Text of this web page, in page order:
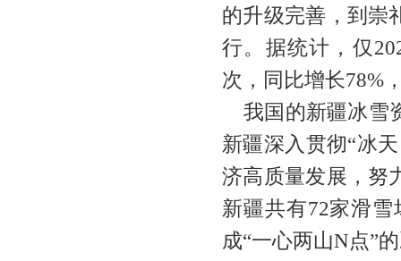
的升级完善，到崇
行。据统计，仅
次，同比增长78%
我国的新疆冰雪
新疆深入贯彻“冰
济高质量发展，努
新疆共有72家滑
成“一心两山N点”